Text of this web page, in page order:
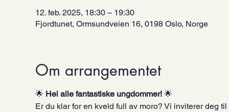
12. feb. 2025, 18:30 – 19:30
Fjordtunet, Ormsundveien 16, 0198 Oslo, Norge
Om arrangementet
🌟 Hei alle fantastiske ungdommer! 🌟
Er du klar for en kveld full av moro? Vi inviterer deg til